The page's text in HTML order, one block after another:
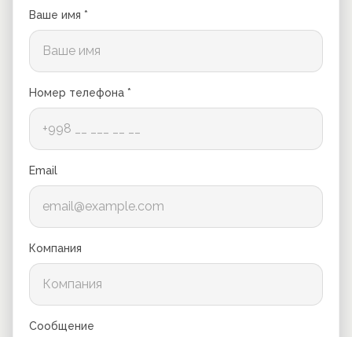
Ваше имя *
Номер телефона *
Email
Компания
Сообщение